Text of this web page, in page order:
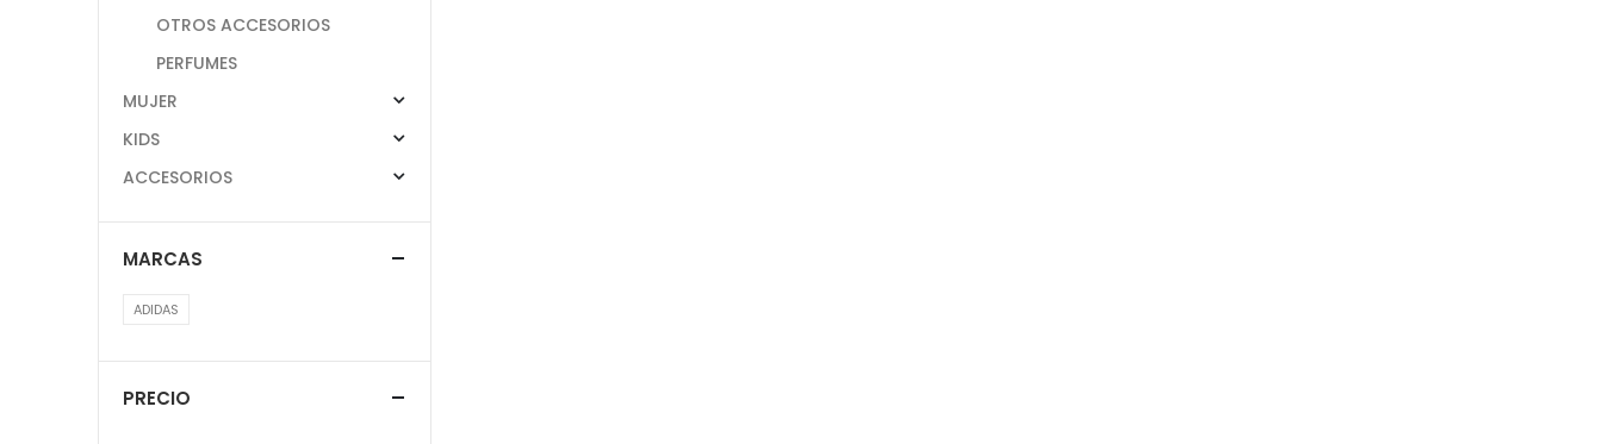
OTROS ACCESORIOS
PERFUMES
MUJER
KIDS
ACCESORIOS
MARCAS
ADIDAS
PRECIO